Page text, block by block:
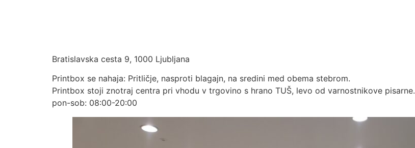
Bratislavska cesta 9, 1000 Ljubljana
Printbox se nahaja: Pritličje, nasproti blagajn, na sredini med obema stebrom.
Printbox stoji znotraj centra pri vhodu v trgovino s hrano TUŠ, levo od varnostnikove pisarne.
pon-sob: 08:00-20:00